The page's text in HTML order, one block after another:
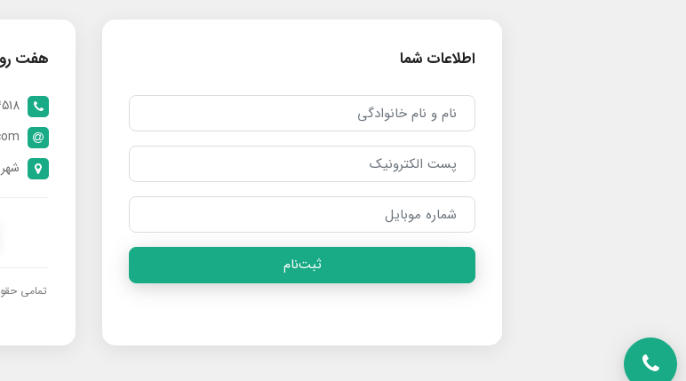
اطلاعات شما
ثبت‌نام
هفت
تمامی